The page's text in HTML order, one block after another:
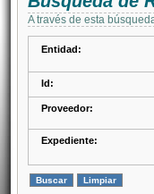
A través de esta
Entidad:
Id:
Proveedor:
Expediente: